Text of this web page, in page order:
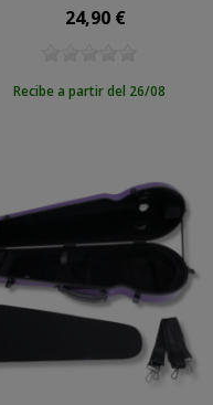
Precio
24,90 €
Recibe a partir del 26/08